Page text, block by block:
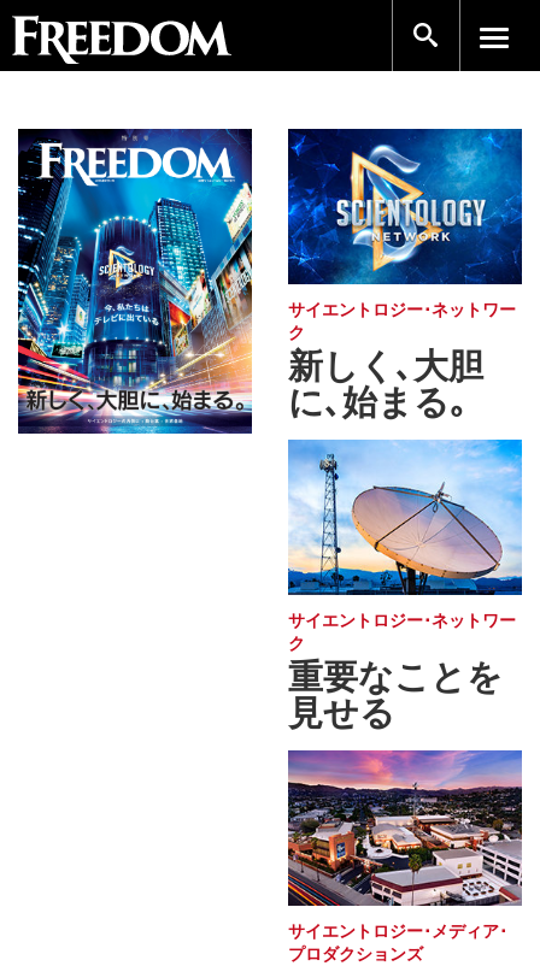
サイエントロジー･ネットワー
ク
新しく､大胆
に､始まる｡
サイエントロジー･ネットワー
ク
重要なことを
見せる
サイエントロジー･メディア･
プロダクションズ